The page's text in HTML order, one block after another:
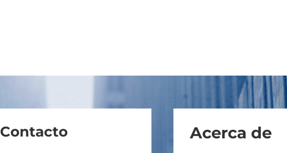
Contacto Acerca de